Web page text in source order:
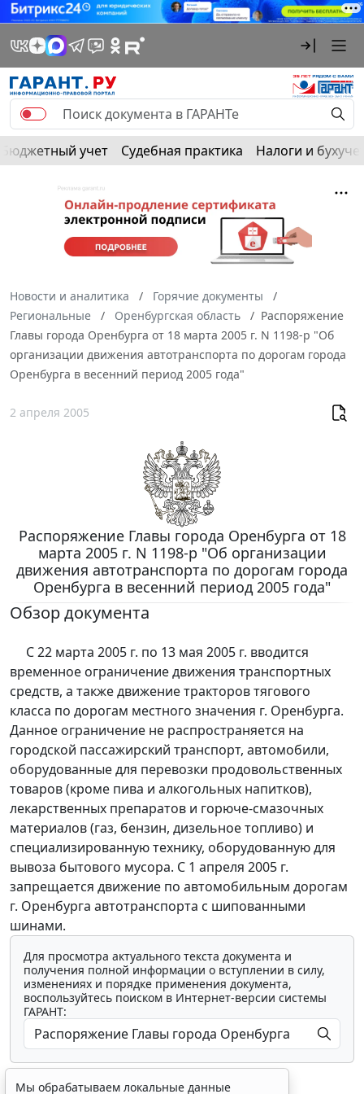
Бюджетный учет Судебная практика Налоги и
Новости и аналитика
Горячие документы
Региональные
Оренбургская область
Распоряжение
Главы города Оренбурга от 18 марта 2005 г. N 1198-р "Об
организации движения автотранспорта по дорогам города
Оренбурга в весенний период 2005 года"
2 апреля 2005
Распоряжение Главы города Оренбурга от 18
марта 2005 г. N 1198-р "Об организации
движения автотранспорта по дорогам города
Оренбурга в весенний период 2005 года"
Обзор документа
С 22 марта 2005 г. по 13 мая 2005 г. вводится
временное ограничение движения транспортных
средств, а также движение тракторов тягового
класса по дорогам местного значения г. Оренбурга.
Данное ограничение не распространяется на
городской пассажирский транспорт, автомобили,
оборудованные для перевозки продовольственных
товаров (кроме пива и алкогольных напитков),
лекарственных препаратов и горюче-смазочных
материалов (газ, бензин, дизельное топливо) и
специализированную технику, оборудованную для
вывоза бытового мусора. С 1 апреля 2005 г.
запрещается движение по автомобильным дорогам
г. Оренбурга автотранспорта с шипованными
шинами.
Для просмотра актуального текста документа и
получения полной информации о вступлении в силу,
изменениях и порядке применения документа,
воспользуйтесь поиском в Интернет-версии системы
ГАРАНТ:
Мы обрабатываем локальные данные